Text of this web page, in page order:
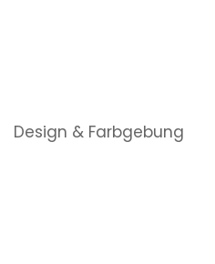
Design & Farbgebung